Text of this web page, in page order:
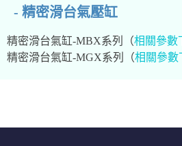
- 精密滑台氣壓缸
精密滑台氣缸-MBX系列（相關參數
精密滑台氣缸-MGX系列（相關參數